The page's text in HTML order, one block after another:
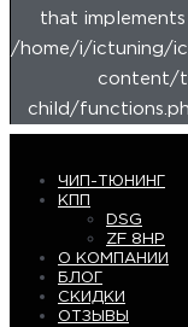
that
/home/i/ictuning/
content/
child/
ЧИП-ТЮНИНГ
КПП
DSG
ZF 8HP
О КОМПАНИИ
БЛОГ
СКИДКИ
ОТЗЫВЫ